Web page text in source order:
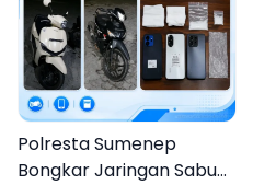
Polresta Sumenep
Bongkar Jaringan Sabu